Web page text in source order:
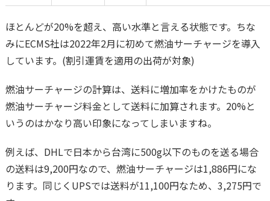
ほとんどが20%を超え、高い水準と言える状態です。ちな
みにECMS社は2022年2月に初めて燃油サーチャージを導入
しています。(割引運賃を適用の出荷が対象)
燃油サーチャージの計算は、送料に増加率をかけたものが
燃油サーチャージ料金として送料に加算されます。20%と
いうのはかなり高い印象になってしまいますね。
例えば、DHLで日本から台湾に500g以下のものを送る場合
の送料は9,200円なので、燃油サーチャージは1,886円にな
ります。同じくUPSでは送料が11,100円なため、3,275円で